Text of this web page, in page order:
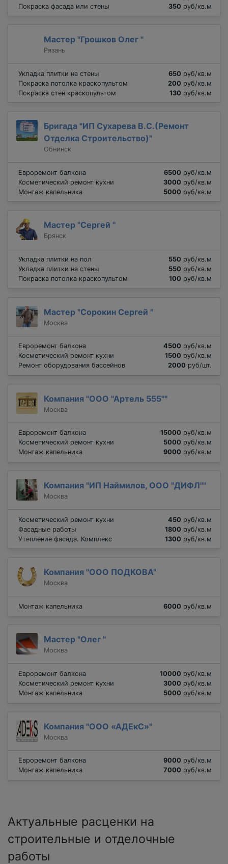
Покраска фасада или стены
350 руб/кв.м
Мастер "Грошков Олег "
Рязань
Укладка плитки на стены 650 руб/кв.м
Покраска потолка краскопультом
200 руб/кв.м
Покраска стен краскопультом
130 руб/кв.м
Бригада "ИП Сухарева В.С.(Ремонт
Отделка Строительство)"
Обнинск
Евроремонт балкона 6500 руб/кв.м
Косметический ремонт кухни
3000 руб/кв.м
Монтаж капельника
5000 руб/кв.м
Мастер "Сергей "
Брянск
Укладка плитки на пол 550 руб/кв.м
Укладка плитки на стены
550 руб/кв.м
Покраска потолка краскопультом
100 руб/кв.м
Мастер "Сорокин Сергей "
Москва
Евроремонт балкона 4500 руб/кв.м
Косметический ремонт кухни
1500 руб/кв.м
Ремонт оборудования бассейнов
2000 руб/шт.
Компания "ООО "Артель 555""
Москва
Евроремонт балкона 15000 руб/кв.м
Косметический ремонт кухни
5000 руб/кв.м
Монтаж капельника
9000 руб/кв.м
Компания "ИП Наймилов, ООО "ДИФЛ""
Москва
Косметический ремонт кухни 450 руб/кв.м
Фасадные работы
1800 руб/кв.м
Утепление фасада. Комплекс
1300 руб/кв.м
Компания "ООО ПОДКОВА"
Москва
Монтаж капельника 6000 руб/кв.м
Мастер "Олег "
Москва
Евроремонт балкона 10000 руб/кв.м
Косметический ремонт кухни
3000 руб/кв.м
Монтаж капельника
5000 руб/кв.м
Компания "ООО «АДЕкС»"
Москва
Евроремонт балкона 9000 руб/кв.м
Монтаж капельника
7000 руб/кв.м
Актуальные расценки на
строительные и отделочные
работы